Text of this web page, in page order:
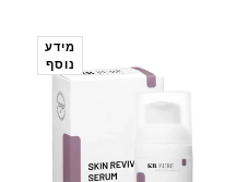
מידע
נוסף